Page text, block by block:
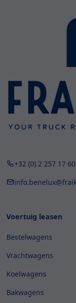
+32 (0) 2 257 17 60
Voertuig leasen
Bestelwagens
Vrachtwagens
Koelwagens
Bakwagens